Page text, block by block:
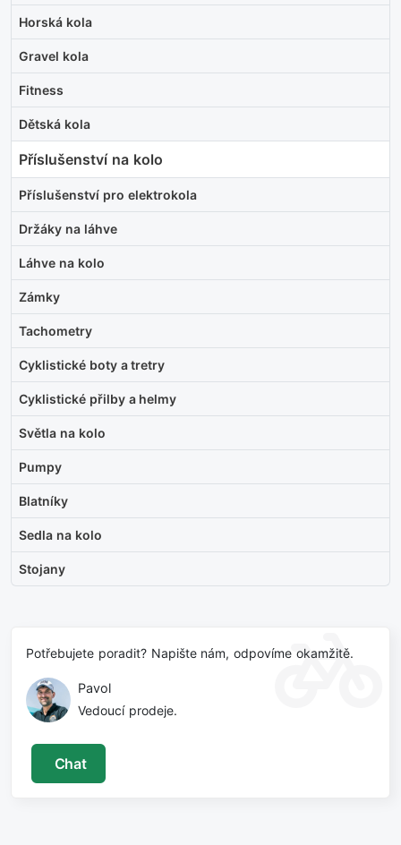
Horská kola
Gravel kola
Fitness
Dětská kola
Příslušenství na kolo
Příslušenství pro elektrokola
Držáky na láhve
Láhve na kolo
Zámky
Tachometry
Cyklistické boty a tretry
Cyklistické přilby a helmy
Světla na kolo
Pumpy
Blatníky
Sedla na kolo
Stojany
Potřebujete poradit? Napište nám, odpovíme okamžitě.
Pavol
Vedoucí prodeje.
Chat